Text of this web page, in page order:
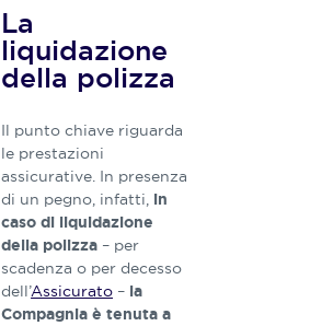
La
liquidazione
della polizza
Il punto chiave riguarda
le prestazioni
assicurative. In presenza
di un pegno, infatti, in
caso di liquidazione
della polizza – per
scadenza o per decesso
dell’Assicurato – la
Compagnia è tenuta a